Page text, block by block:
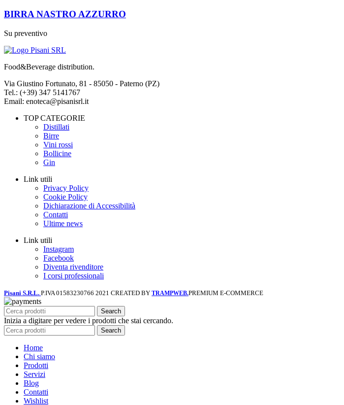
BIRRA NASTRO AZZURRO
Su preventivo
Food&Beverage distribution.
Via Giustino Fortunato, 81 - 85050 - Paterno (PZ)
Tel.: (+39) 347 5141767
Email: enoteca@pisanisrl.it
TOP CATEGORIE
Distillati
Birre
Vini rossi
Bollicine
Gin
Link utili
Privacy Policy
Cookie Policy
Dichiarazione di Accessibilità
Contatti
Ultime news
Link utili
Instagram
Facebook
Diventa rivenditore
I corsi professionali
Pisani S.R.L. P.IVA 01583230766 2021 CREATED BY TRAMPWEB.PREMIUM E-COMMERCE
Search
Inizia a digitare per vedere i prodotti che stai cercando.
Search
Home
Chi siamo
Prodotti
Servizi
Blog
Contatti
Wishlist